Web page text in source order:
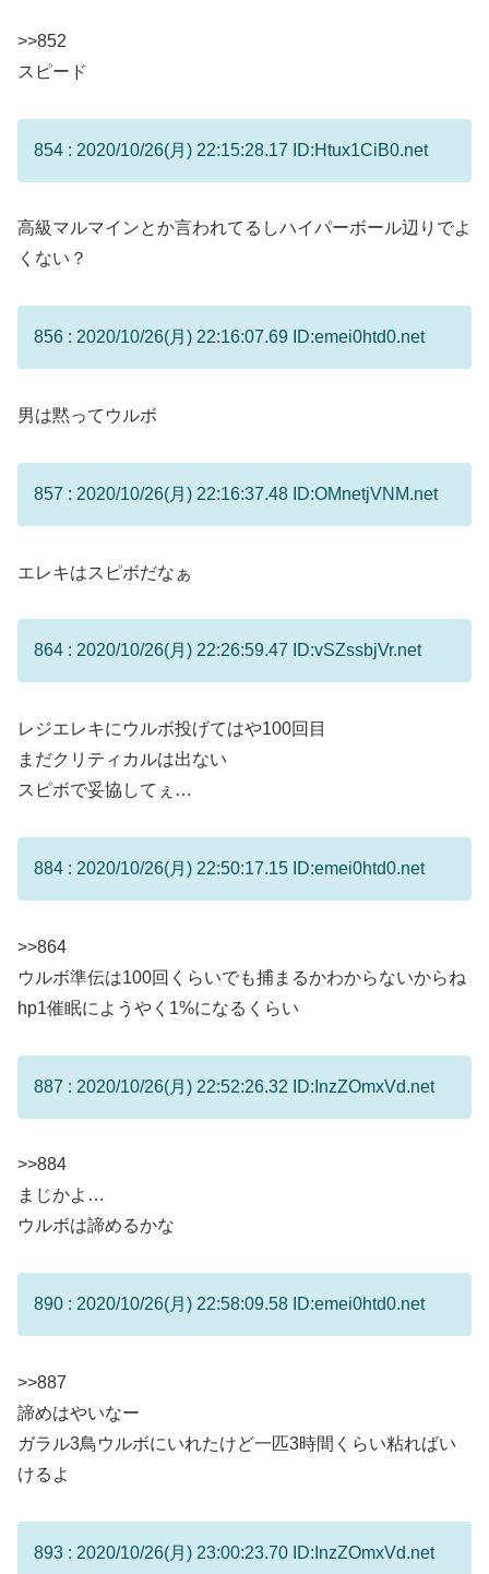
>>852
スピード
854 : 2020/10/26(月) 22:15:28.17 ID:Htux1CiB0.net
高級マルマインとか言われてるしハイパーボール辺りでよ
くない？
856 : 2020/10/26(月) 22:16:07.69 ID:emei0htd0.net
男は黙ってウルボ
857 : 2020/10/26(月) 22:16:37.48 ID:OMnetjVNM.net
エレキはスピボだなぁ
864 : 2020/10/26(月) 22:26:59.47 ID:vSZssbjVr.net
レジエレキにウルボ投げてはや100回目
まだクリティカルは出ない
スピボで妥協してぇ…
884 : 2020/10/26(月) 22:50:17.15 ID:emei0htd0.net
>>864
ウルボ準伝は100回くらいでも捕まるかわからないからね
hp1催眠にようやく1%になるくらい
887 : 2020/10/26(月) 22:52:26.32 ID:InzZOmxVd.net
>>884
まじかよ…
ウルボは諦めるかな
890 : 2020/10/26(月) 22:58:09.58 ID:emei0htd0.net
>>887
諦めはやいなー
ガラル3鳥ウルボにいれたけど一匹3時間くらい粘ればい
けるよ
893 : 2020/10/26(月) 23:00:23.70 ID:InzZOmxVd.net